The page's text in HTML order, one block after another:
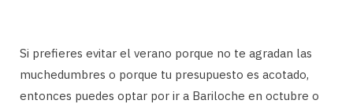
Si prefieres evitar el verano porque no te agradan las
muchedumbres o porque tu presupuesto es acotado,
entonces puedes optar por ir a Bariloche en octubre o